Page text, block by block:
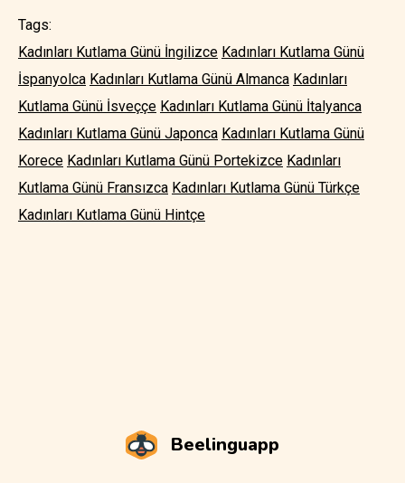
Tags:
Kadınları Kutlama Günü İngilizce Kadınları Kutlama Günü
İspanyolca Kadınları Kutlama Günü Almanca Kadınları
Kutlama Günü İsveççe Kadınları Kutlama Günü İtalyanca
Kadınları Kutlama Günü Japonca Kadınları Kutlama Günü
Korece Kadınları Kutlama Günü Portekizce Kadınları
Kutlama Günü Fransızca Kadınları Kutlama Günü Türkçe
Kadınları Kutlama Günü Hintçe
Beelinguapp